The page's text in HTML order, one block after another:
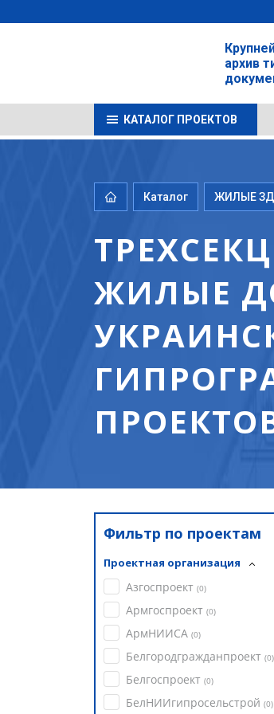
архив
КАТАЛОГ ПРОЕКТОВ
Каталог ЖИЛЫЕ
ЖИЛЫЕ
Фильтр по проектам
Проектная организация
Азгоспроект (0)
Армгоспроект (0)
АрмНИИСА (0)
Белгородгражданпроект (0)
Белгоспроект (0)
БелНИИгипросельстрой (0)